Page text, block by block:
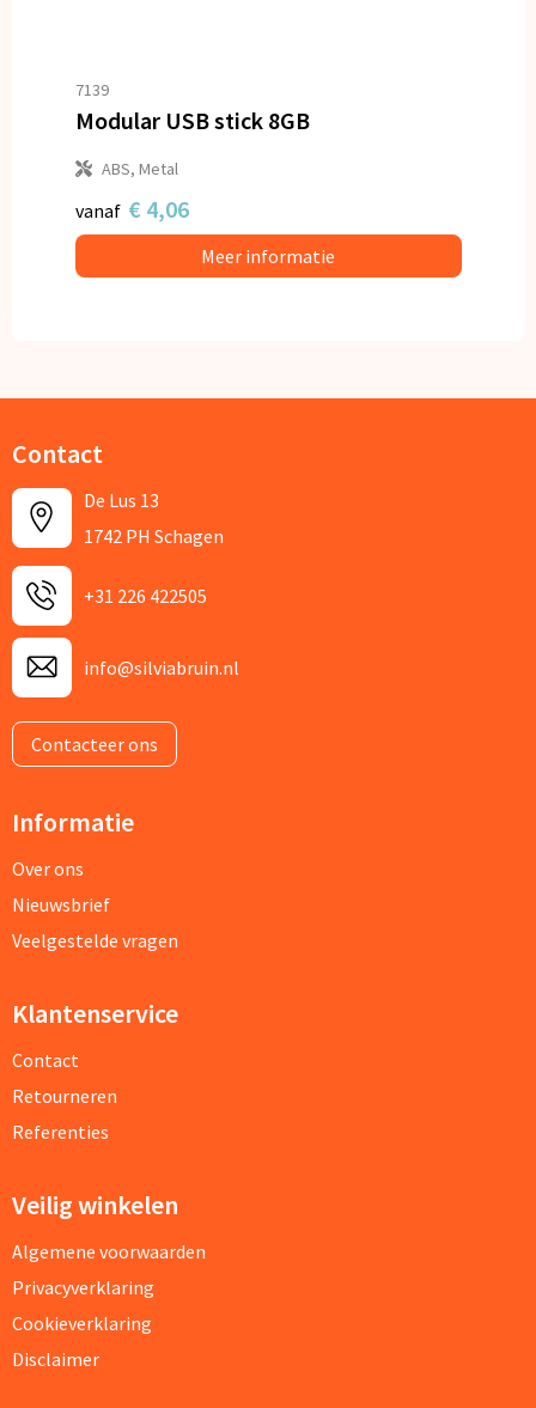
7139
Modular USB stick 8GB
ABS, Metal
vanaf € 4,06
Meer informatie
Contact
De Lus 13
1742 PH Schagen
+31 226 422505
info@silviabruin.nl
Contacteer ons
Informatie
Over ons
Nieuwsbrief
Veelgestelde vragen
Klantenservice
Contact
Retourneren
Referenties
Veilig winkelen
Algemene voorwaarden
Privacyverklaring
Cookieverklaring
Disclaimer